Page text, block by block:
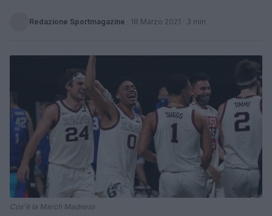
Redazione Sportmagazine · 18 Marzo 2021 · 3 min
Cos'è la March Madness